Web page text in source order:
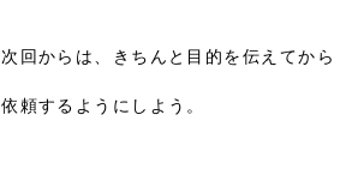
次回からは、きちんと目的を伝えてから
依頼するようにしよう。